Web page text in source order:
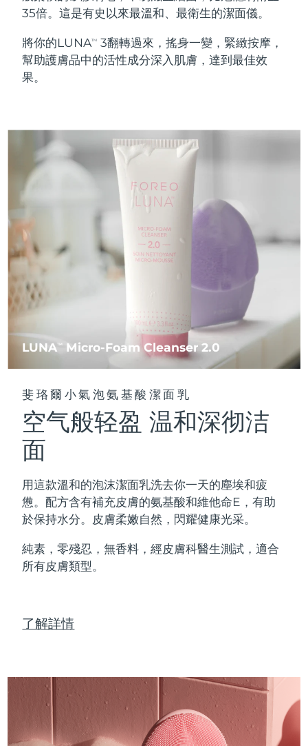
35倍。這是有史以來最溫和、最衛生的潔面儀。
將你的LUNATM
3翻轉過來，搖身一變，緊緻按摩，
幫助護膚品中的活性成分深入肌膚，達到最佳效
果。
LUNATM Micro-Foam Cleanser 2.0
斐珞爾小氣泡氨基酸潔面乳
空气般轻盈 温和深彻洁
面
用這款溫和的泡沫潔面乳洗去你一天的塵埃和疲
憊。配方含有補充皮膚的氨基酸和維他命E，有助
於保持水分。皮膚柔嫩自然，閃耀健康光采。
純素，零殘忍，無香料，經皮膚科醫生測試，適合
所有皮膚類型。
了解詳情
LUNA™ 4 Plus
Massage, LED heating
For men, anti-aging massage
LUNA™ 4 mini
For young skin, T-zone
LUNA™ 4 go
For travel or gym bag
LUNA™護膚
Premium cleansers & balm
LUNA™ 設備
All facial cleansing devices
BEAR™ 2 go
Microcurrent toning on-the-go
Microcurrent line smoothing device
面部提拉護理
Premium anti-aging skincare
BEAR™ 設備
All premium facelift devices
UFO™ 3 套裝
Near-infrared and red light therapy
device
UFO™ 3 mini
Red light therapy device for young skin
UFO™ 3 go
Portable red light therapy
Rejuvenation & hydration
UFO™ 設備
All deep facial hydration devices
issa™ 4
issa™ 4 plus
Smart hybrid silicone sonic toothbrush
issa™ 4 smile
Hybrid silicone sonic toothbrush
issa™ 4 baby
For ages 0-3
issa™ Teeth Whitening Set
Dual LED + sonic device & 18% PAP gel
ISSA™ 設備
All silicone sonic toothbrushes
FAQ™ 抗老護理
抗老
FAQ™ 101
Clinical anti-aging
FAQ™ 102
Advanced clinical anti-aging
FAQ™ 103
Luxurious clinical anti-aging set
FAQ™ P1 Primer
FAQ™產品
All anti-aging treatments
LED 護理
FAQ™ 201
LED mask
FAQ™ 202
LED mask
FAQ™ 211
Anti-aging neck & décolleté LED mask
FAQ™ 221
FAQ™產品
All LED treatments
生髮
FAQ™ 301
LED hair strengthening scalp massager
FAQ™ Scalp Serum
Scalp recovery probiotic serum
FAQ™護膚品
All FAQ™ skincare
All hair treatments
肌膚年輕化
NEW
FAQ™ 501
Full-Spectrum Red Light Therapy
FAQ™ 502
Full-Spectrum Red Light Therapy
FAQ™ Red Light Serum
All FAQ™ skincare
FAQ™ products
All toning treatments
NEW
脫毛
Professional IPL hair removal device
IPL hair removal
PEACH™ Cooling Prep Gel
Cooling IPL hair removal gel
Microcurrent body toning
Massaging body brush
痘肌護理
ESPADA™ 2 plus
Recurring acne LED therapy
ESPADA™ Blemish Solution
Concentrated acne gel
眼部護理
BEAR™ 2 eyes & lips
Microcurrent line smoothing device
眼部護膚
Advanced eye care treatment
KIWI™
Blackhead remover
FLIP™ play advanced
LED light hairbrush
牙齒美白
issa™ Teeth Whitening Set
Dual LED + sonic device & 18% PAP gel
更多的
波士尼亞與赫塞哥維納 預計送達日期8/11/26
汶萊 預計送達日期8/13/26
保加利亞
智利 預計送達日期
中國
哥倫比亞 預計送達日期
克羅埃西亞 預計送達日期8/8/26
賽普勒斯 預計送達日期8/9/26
捷克 預計送達日期
丹麥 預計送達日期8/8/26
芬蘭
法國
德國 預計送達日期8/8/26
希臘
匈牙利
印尼 預計送達日期 8/6/26
愛爾蘭 預計送達日期 8/8/26